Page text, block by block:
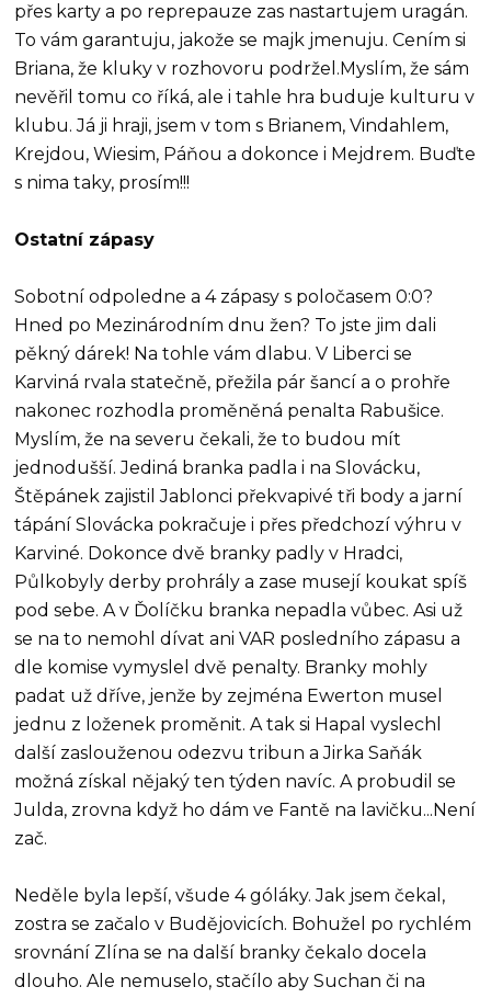
přes karty a po reprepauze zas nastartujem uragán.
To vám garantuju, jakože se majk jmenuju. Cením si
Briana, že kluky v rozhovoru podržel.Myslím, že sám
nevěřil tomu co říká, ale i tahle hra buduje kulturu v
klubu. Já ji hraji, jsem v tom s Brianem, Vindahlem,
Krejdou, Wiesim, Páňou a dokonce i Mejdrem. Buďte
s nima taky, prosím!!!
Ostatní zápasy
Sobotní odpoledne a 4 zápasy s poločasem 0:0?
Hned po Mezinárodním dnu žen? To jste jim dali
pěkný dárek! Na tohle vám dlabu. V Liberci se
Karviná rvala statečně, přežila pár šancí a o prohře
nakonec rozhodla proměněná penalta Rabušice.
Myslím, že na severu čekali, že to budou mít
jednodušší. Jediná branka padla i na Slovácku,
Štěpánek zajistil Jablonci překvapivé tři body a jarní
tápání Slovácka pokračuje i přes předchozí výhru v
Karviné. Dokonce dvě branky padly v Hradci,
Půlkobyly derby prohrály a zase musejí koukat spíš
pod sebe. A v Ďolíčku branka nepadla vůbec. Asi už
se na to nemohl dívat ani VAR posledního zápasu a
dle komise vymyslel dvě penalty. Branky mohly
padat už dříve, jenže by zejména Ewerton musel
jednu z loženek proměnit. A tak si Hapal vyslechl
další zaslouženou odezvu tribun a Jirka Saňák
možná získal nějaký ten týden navíc. A probudil se
Julda, zrovna když ho dám ve Fantě na lavičku...Není
zač.
Neděle byla lepší, všude 4 góláky. Jak jsem čekal,
zostra se začalo v Budějovicích. Bohužel po rychlém
srovnání Zlína se na další branky čekalo docela
dlouho. Ale nemuselo, stačílo aby Suchan či na